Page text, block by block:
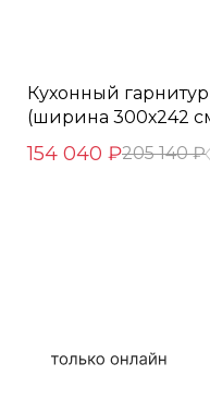
Кухонный
(ширина 300х242
154 040 ₽205 140 ₽